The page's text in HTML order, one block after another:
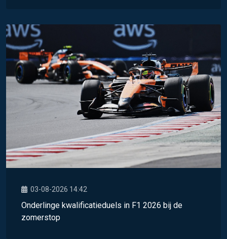
03-08-2026 14:42
Onderlinge kwalificatieduels in F1 2026 bij de
zomerstop